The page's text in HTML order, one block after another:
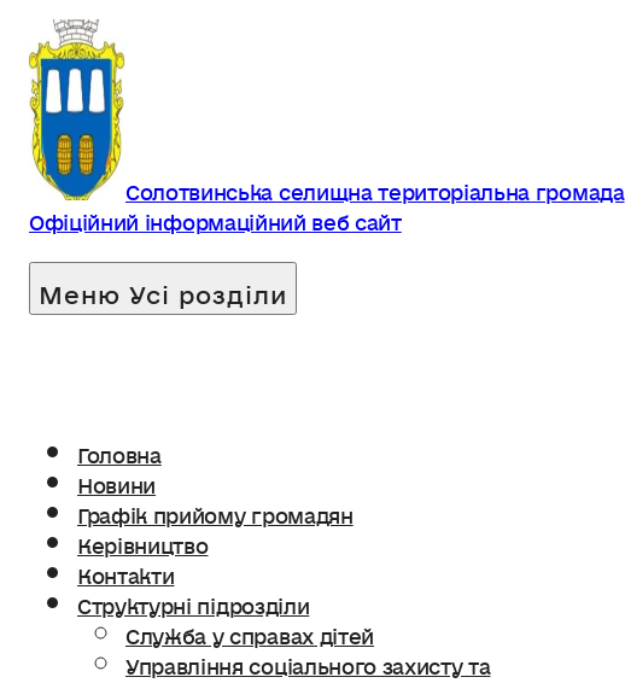
Солотвинська селищна територіальна громада
Офіційний інформаційний веб сайт
Головна
Новини
Графік прийому громадян
Керівництво
Контакти
Структурні підрозділи
Служба у справах дітей
Управління соціального захисту та